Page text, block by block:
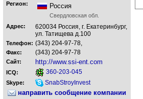
Регион: Россия
Свердловская обл.
Адрес:
620034 Россия, г. Екатеринбург,
ул. Татищева д.100
Телефон: (343) 204-97-78,
Факс: (343) 204-97-78
Сайт: http://www.ssi-ent.com
ICQ: 360-203-045
Skype: SnabStroyInvest
направить сообщение компании